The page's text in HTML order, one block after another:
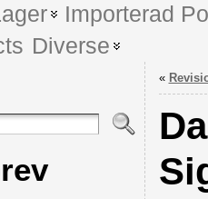
Importerad
Diverse
«